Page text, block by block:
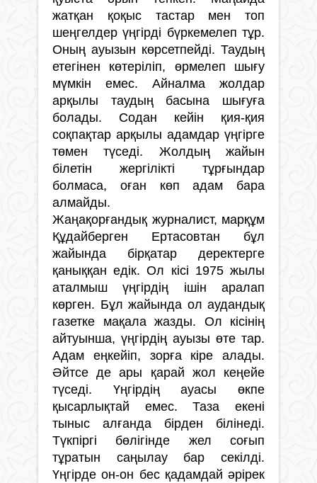
жатқан қоқыс тастар мен топ
шеңгелдер үңгірді бүркемелеп тұр.
Оның ауызын көрсетпейді. Таудың
етегінен көтеріліп, өрмелеп шығу
мүмкін емес. Айналма жолдар
арқылы таудың басына шығуға
болады. Содан кейін қия-қия
соқпақтар арқылы адамдар үңгірге
төмен түседі. Жолдың жайын
білетін жергілікті тұрғындар
болмаса, оған көп адам бара
алмайды.
Жаңақорғандық журналист, марқұм
Құдайберген Ертасовтан бұл
жайында бірқатар деректерге
қаныққан едік. Ол кісі 1975 жылы
аталмыш үңгірдің ішін аралап
көрген. Бұл жайында ол аудандық
газетке мақала жазды. Ол кісінің
айтуынша, үңгірдің ауызы өте тар.
Адам еңкейіп, зорға кіре алады.
Әйтсе де ары қарай жол кеңейе
түседі. Үңгірдің ауасы өкпе
қысарлықтай емес. Таза екені
тыныс алғанда бірден білінеді.
Түкпіргі бөлігінде жел соғып
тұратын саңылау бар секілді.
Үңгірде он-он бес қадамдай әрірек